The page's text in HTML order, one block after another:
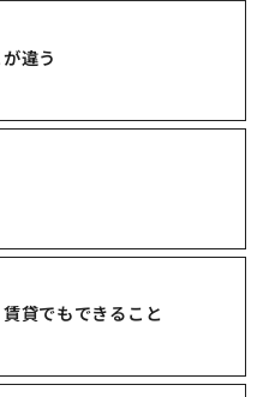
違う
貸でもできること